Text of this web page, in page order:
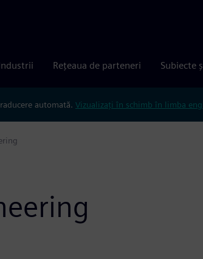
Rețeaua de parteneri Subiecte
automată. Vizualizați în schimb în limba